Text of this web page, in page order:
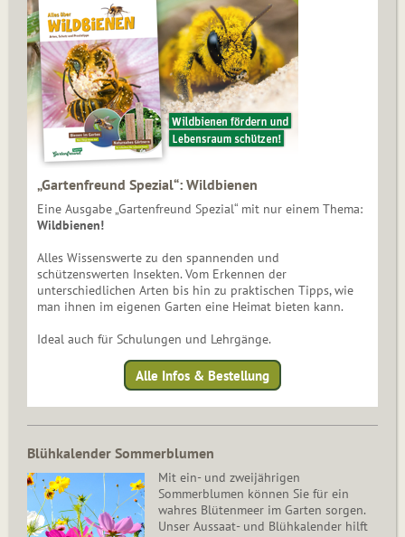
„Gartenfreund Spezial“: Wildbienen
Eine Ausgabe „Gartenfreund Spezial“ mit nur einem Thema:
Wildbienen!
Alles Wissenswerte zu den spannenden und
schützenswerten Insekten. Vom Erkennen der
unterschiedlichen Arten bis hin zu praktischen Tipps, wie
man ihnen im eigenen Garten eine Heimat bieten kann.
Ideal auch für Schulungen und Lehrgänge.
Alle Infos & Bestellung
Blühkalender Sommerblumen
Mit ein- und zweijährigen
Sommerblumen können Sie für ein
wahres Blütenmeer im Garten sorgen.
Unser Aussaat- und Blühkalender hilft